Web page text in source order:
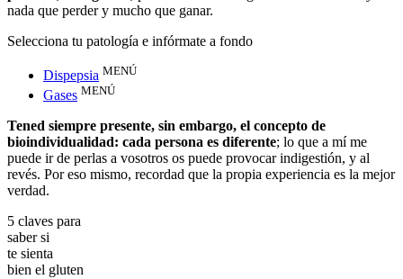
nada que perder y mucho que ganar.
Selecciona tu patología e infórmate a fondo
Dispepsia MENÚ
Gases MENÚ
Tened siempre presente, sin embargo, el concepto de
bioindividualidad: cada persona es diferente; lo que a mí me
puede ir de perlas a vosotros os puede provocar indigestión, y al
revés. Por eso mismo, recordad que la propia experiencia es la mejor
verdad.
5 claves para
saber si
te sienta
bien el gluten